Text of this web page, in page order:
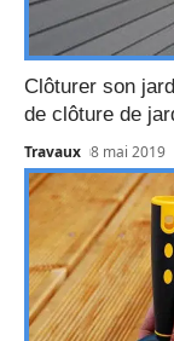
Clôturer son
de clôture de
Travaux 8 mai 2019